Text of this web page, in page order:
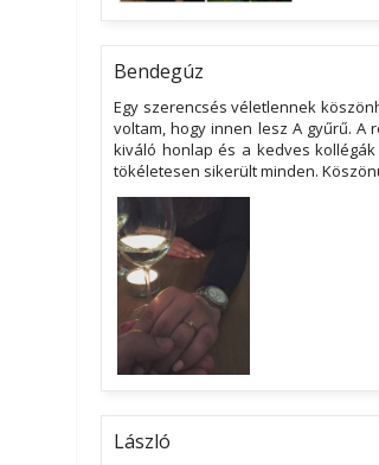
Bendegúz
Egy szerencsés véletlennek
voltam, hogy innen lesz A gyűrű.
kiváló honlap és a kedves
tökéletesen sikerült minden.
László